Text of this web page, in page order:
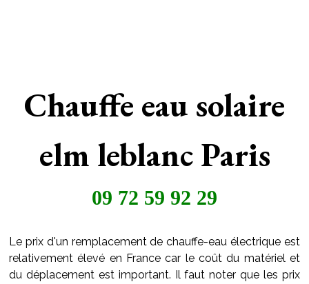
Chauffe eau solaire
elm leblanc Paris
09 72 59 92 29
Le prix d'un remplacement de chauffe-eau électrique est
relativement élevé en France car le coût du matériel et
du déplacement est important. Il faut noter que les prix